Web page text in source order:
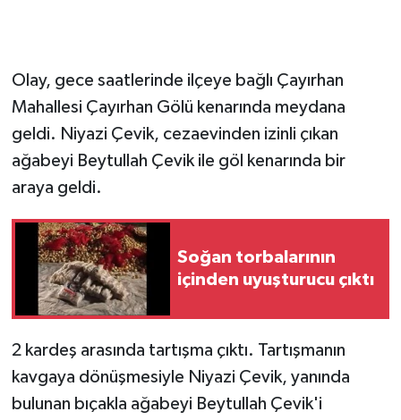
Olay, gece saatlerinde ilçeye bağlı Çayırhan
Mahallesi Çayırhan Gölü kenarında meydana
geldi. Niyazi Çevik, cezaevinden izinli çıkan
ağabeyi Beytullah Çevik ile göl kenarında bir
araya geldi.
Soğan torbalarının
içinden uyuşturucu çıktı
2 kardeş arasında tartışma çıktı. Tartışmanın
kavgaya dönüşmesiyle Niyazi Çevik, yanında
bulunan bıçakla ağabeyi Beytullah Çevik'i